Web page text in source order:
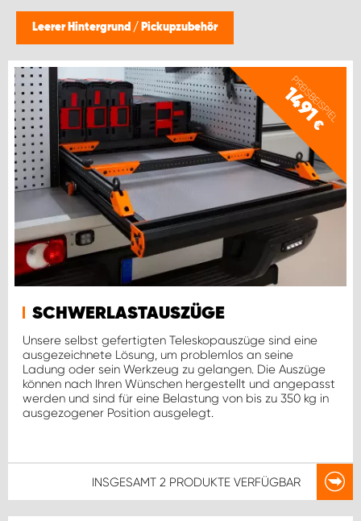
Leerer Hintergrund / Pickupzubehör
PREISBEISPIEL
1491
€
SCHWERLASTAUSZÜGE
Unsere selbst gefertigten Teleskopauszüge sind eine
ausgezeichnete Lösung, um problemlos an seine
Ladung oder sein Werkzeug zu gelangen. Die Auszüge
können nach Ihren Wünschen hergestellt und angepasst
werden und sind für eine Belastung von bis zu 350 kg in
ausgezogener Position ausgelegt.
INSGESAMT 2 PRODUKTE VERFÜGBAR